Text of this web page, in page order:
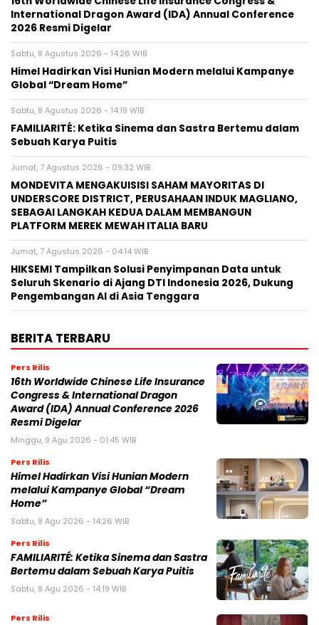
International Dragon Award (IDA) Annual Conference
2026 Resmi Digelar
Sabtu, 8 Agustus 2026 - 14:26 WIB
Himel Hadirkan Visi Hunian Modern melalui Kampanye
Global “Dream Home”
Sabtu, 8 Agustus 2026 - 14:19 WIB
FAMILIARITÉ: Ketika Sinema dan Sastra Bertemu dalam
Sebuah Karya Puitis
Jumat, 7 Agustus 2026 - 09:32 WIB
MONDEVITA MENGAKUISISI SAHAM MAYORITAS DI
UNDERSCORE DISTRICT, PERUSAHAAN INDUK MAGLIANO,
SEBAGAI LANGKAH KEDUA DALAM MEMBANGUN
PLATFORM MEREK MEWAH ITALIA BARU
Jumat, 7 Agustus 2026 - 04:14 WIB
HIKSEMI Tampilkan Solusi Penyimpanan Data untuk
Seluruh Skenario di Ajang DTI Indonesia 2026, Dukung
Pengembangan AI di Asia Tenggara
BERITA TERBARU
Pers Rilis
16th Worldwide Chinese Life Insurance
Congress & International Dragon
Award (IDA) Annual Conference 2026
Resmi Digelar
Minggu, 9 Agu 2026 - 01:45 WIB
Pers Rilis
Himel Hadirkan Visi Hunian Modern
melalui Kampanye Global “Dream
Home”
Sabtu, 8 Agu 2026 - 14:26 WIB
Pers Rilis
FAMILIARITÉ: Ketika Sinema dan Sastra
Bertemu dalam Sebuah Karya Puitis
Sabtu, 8 Agu 2026 - 14:19 WIB
Pers Rilis